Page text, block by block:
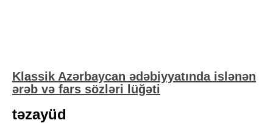
Klassik Azərbaycan ədəbiyyatında islənən
ərəb və fars sözləri lüğəti
təzayüd